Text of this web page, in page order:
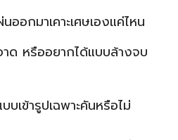
อกมาเคาะเศษเองแค่ไหน
ด หรืออยากได้แบบล้างจบ
เข้ารูปเฉพาะคันหรือไม่